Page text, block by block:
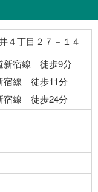
４丁目２７－１４
新宿線 徒歩9分
宿線 徒歩11分
宿線 徒歩24分